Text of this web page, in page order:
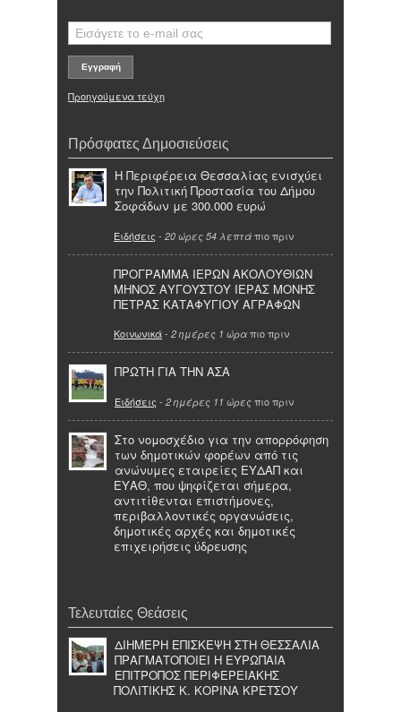
Προηγούμενα τεύχη
Πρόσφατες Δημοσιεύσεις
Η Περιφέρεια Θεσσαλίας ενισχύει
την Πολιτική Προστασία του Δήμου
Σοφάδων με 300.000 ευρώ
Ειδήσεις - 20 ώρες 54 λεπτά πιο πριν
ΠΡΟΓΡΑΜΜΑ ΙΕΡΩΝ ΑΚΟΛΟΥΘΙΩΝ
ΜΗΝΟΣ ΑΥΓΟΥΣΤΟΥ ΙΕΡΑΣ ΜΟΝΗΣ
ΠΕΤΡΑΣ ΚΑΤΑΦΥΓΙΟΥ ΑΓΡΑΦΩΝ
Κοινωνικά- 2 ημέρες 1 ώρα πιο πριν
ΠΡΩΤΗ ΓΙΑ ΤΗΝ ΑΣΑ
Ειδήσεις - 2 ημέρες 11 ώρες πιο πριν
Στο νομοσχέδιο για την απορρόφηση
των δημοτικών φορέων από τις
ανώνυμες εταιρείες ΕΥΔΑΠ και
ΕΥΑΘ, που ψηφίζεται σήμερα,
αντιτίθενται επιστήμονες,
περιβαλλοντικές οργανώσεις,
δημοτικές αρχές και δημοτικές
επιχειρήσεις ύδρευσης
Τελευταίες Θεάσεις
ΔΙΗΜΕΡΗ ΕΠΙΣΚΕΨΗ ΣΤΗ ΘΕΣΣΑΛΙΑ
ΠΡΑΓΜΑΤΟΠΟΙΕΙ Η ΕΥΡΩΠΑΙΑ
ΕΠΙΤΡΟΠΟΣ ΠΕΡΙΦΕΡΕΙΑΚΗΣ
ΠΟΛΙΤΙΚΗΣ Κ. ΚΟΡΙΝΑ ΚΡΕΤΣΟΥ